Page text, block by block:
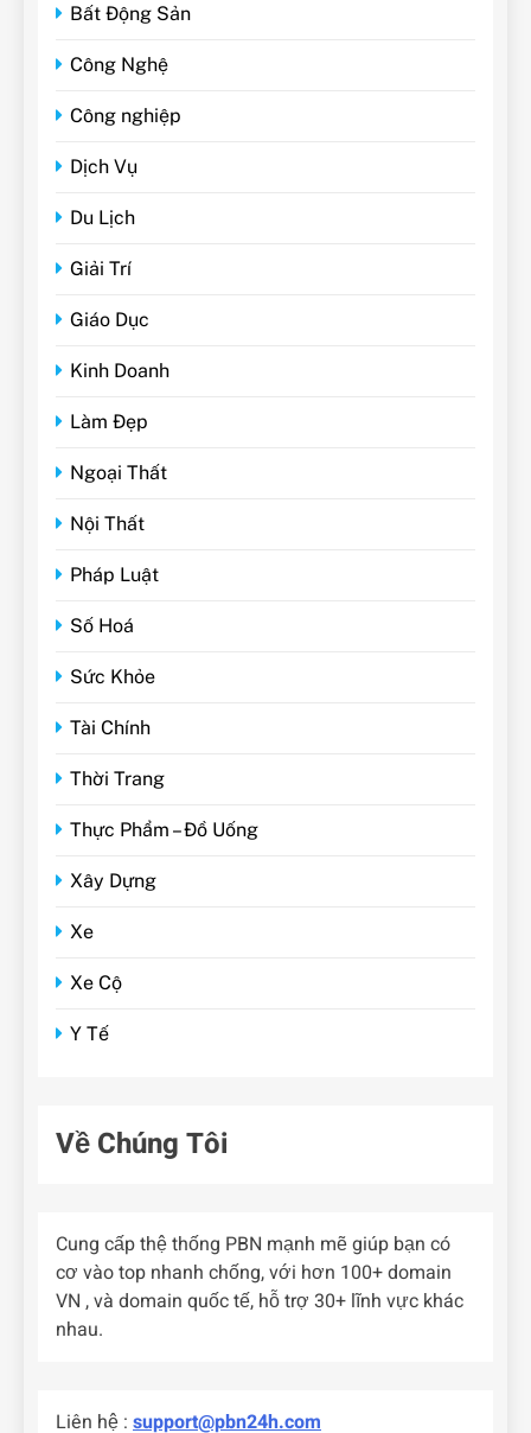
Bất Động Sản
Công Nghệ
Công nghiệp
Dịch Vụ
Du Lịch
Giải Trí
Giáo Dục
Kinh Doanh
Làm Đẹp
Ngoại Thất
Nội Thất
Pháp Luật
Số Hoá
Sức Khỏe
Tài Chính
Thời Trang
Thực Phẩm – Đồ Uống
Xây Dựng
Xe
Xe Cộ
Y Tế
Về Chúng Tôi
Cung cấp thệ thống PBN mạnh mẽ giúp bạn có
cơ vào top nhanh chống, với hơn 100+ domain
VN , và domain quốc tế, hỗ trợ 30+ lĩnh vực khác
nhau.
Liên hệ : support@pbn24h.com